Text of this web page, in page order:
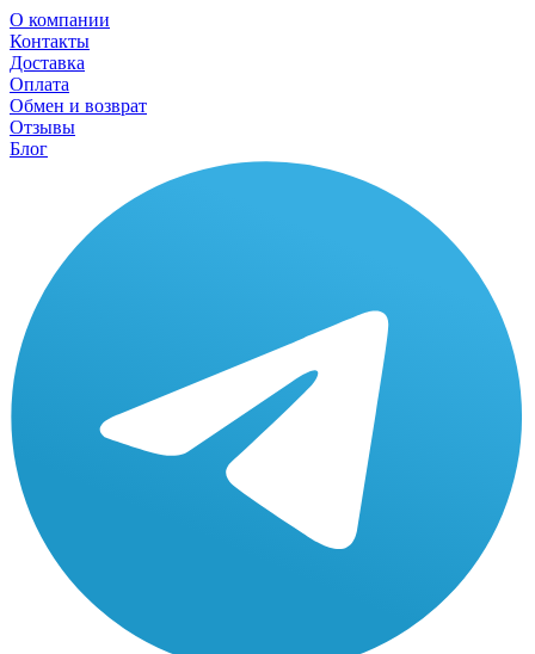
О компании
Контакты
Доставка
Оплата
Обмен и возврат
Отзывы
Блог